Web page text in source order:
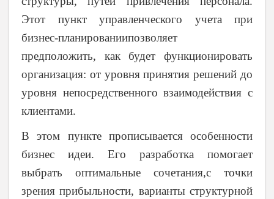
Этот пункт управленческого учета при
бизнес-планированиипозволяет
предположить, как будет функционировать
организация: от уровня принятия решений до
уровня непосредственного взаимодействия с
клиентами.
В этом пункте прописывается особенности
бизнес идеи. Его разработка помогает
выбрать оптимальные сочетания,с точки
зрения прибыльности, варианты структурной